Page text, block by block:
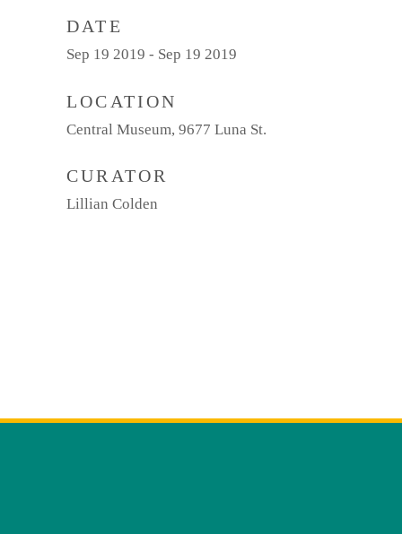
DATE
Sep 19 2019 - Sep 19 2019
LOCATION
Central Museum, 9677 Luna St.
CURATOR
Lillian Colden